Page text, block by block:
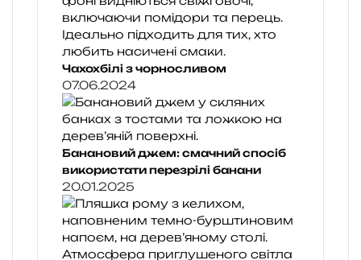
Чахохбілі з чорносливом
07.06.2024
Банановий джем: смачний спосіб
використати перезрілі банани
20.01.2025